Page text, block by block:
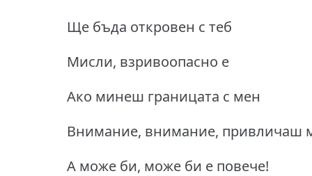
Ще бъда откровен с теб
Мисли, взривоопасно е
Ако минеш границата с мен
Внимание, внимание, привличаш
А може би, може би е повече!